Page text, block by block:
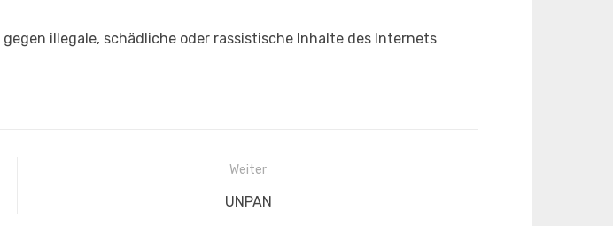
gegen illegale, schädliche oder rassistische Inhalte des Internets
Weiter
Nächster
UNPAN